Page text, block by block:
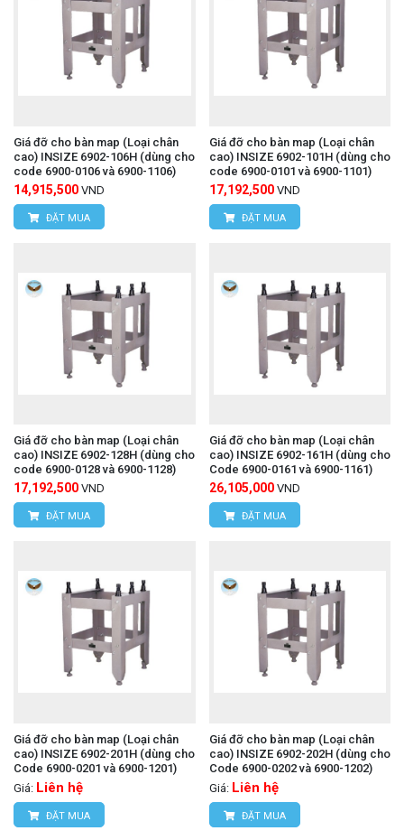
Giá đỡ cho bàn map (Loại chân
cao) INSIZE 6902-106H (dùng cho
code 6900-0106 và 6900-1106)
14,915,500 VND
ĐẶT MUA
Giá đỡ cho bàn map (Loại chân
cao) INSIZE 6902-101H (dùng cho
code 6900-0101 và 6900-1101)
17,192,500 VND
ĐẶT MUA
Giá đỡ cho bàn map (Loại chân
cao) INSIZE 6902-128H (dùng cho
code 6900-0128 và 6900-1128)
17,192,500 VND
ĐẶT MUA
Giá đỡ cho bàn map (Loại chân
cao) INSIZE 6902-161H (dùng cho
Code 6900-0161 và 6900-1161)
26,105,000 VND
ĐẶT MUA
Giá đỡ cho bàn map (Loại chân
cao) INSIZE 6902-201H (dùng cho
Code 6900-0201 và 6900-1201)
Giá: Liên hệ
ĐẶT MUA
Giá đỡ cho bàn map (Loại chân
cao) INSIZE 6902-202H (dùng cho
Code 6900-0202 và 6900-1202)
Giá: Liên hệ
ĐẶT MUA